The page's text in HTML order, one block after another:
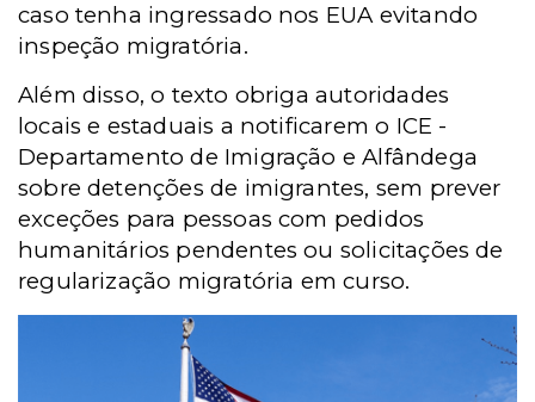
caso tenha ingressado nos EUA evitando
inspeção migratória.
Além disso, o texto obriga autoridades
locais e estaduais a notificarem o ICE -
Departamento de Imigração e Alfândega
sobre detenções de imigrantes, sem prever
exceções para pessoas com pedidos
humanitários pendentes ou solicitações de
regularização migratória em curso.